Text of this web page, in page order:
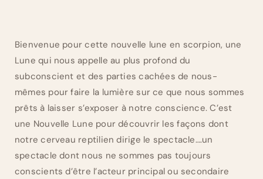
Bienvenue pour cette nouvelle lune en scorpion, une
Lune qui nous appelle au plus profond du
subconscient et des parties cachées de nous-
mêmes pour faire la lumière sur ce que nous sommes
prêts à laisser s’exposer à notre conscience. C’est
une Nouvelle Lune pour découvrir les façons dont
notre cerveau reptilien dirige le spectacle….un
spectacle dont nous ne sommes pas toujours
conscients d’être l’acteur principal ou secondaire